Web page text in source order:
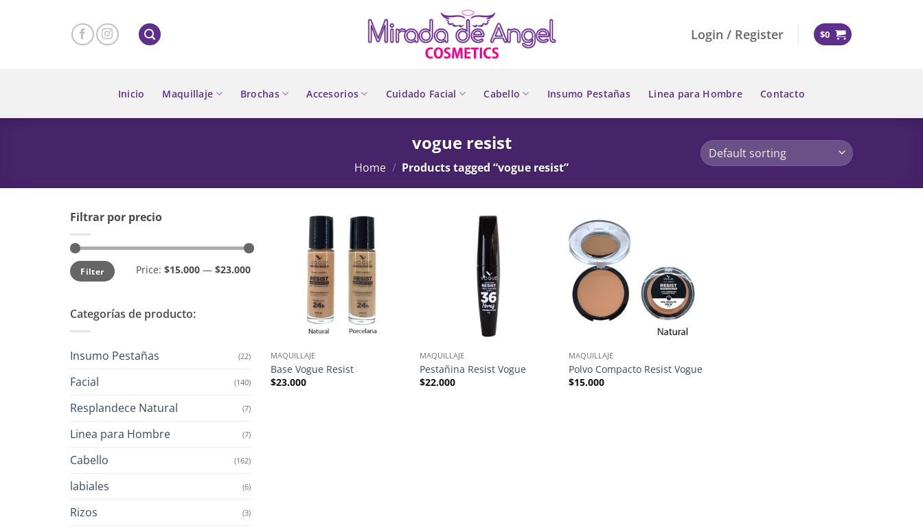
Login / Register $0
Inicio Maquillaje Brochas Accesorios Cuidado Facial Cabello Insumo Pestañas Linea para Hombre Contacto
vogue resist
Home / Products tagged “vogue resist”
Filtrar por precio
Min
price
Max
priceFilter Price: $15.000— $23.000
Categorías de producto:
Insumo Pestañas (22)
Facial (140)
Resplandece Natural (7)
Linea para Hombre (7)
Cabello (162)
labiales (6)
Rizos (3)
MAQUILLAJE
Base Vogue Resist
$23.000
MAQUILLAJE
Pestañina Resist Vogue
$22.000
MAQUILLAJE
Polvo Compacto Resist Vogue
$15.000